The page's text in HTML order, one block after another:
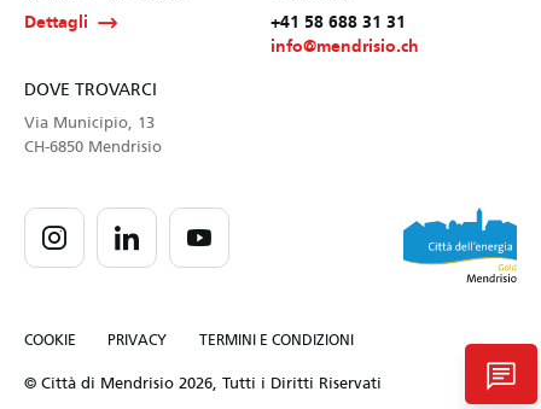
Dettagli
+41 58 688 31 31
info@mendrisio.ch
DOVE TROVARCI
Via Municipio, 13
CH-6850 Mendrisio
COOKIE PRIVACY TERMINI E CONDIZIONI
© Città di Mendrisio 2026, Tutti i Diritti Riservati chat